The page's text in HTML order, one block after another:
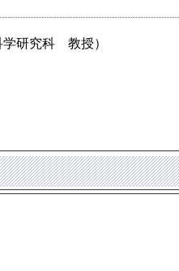
学研究科 教授）